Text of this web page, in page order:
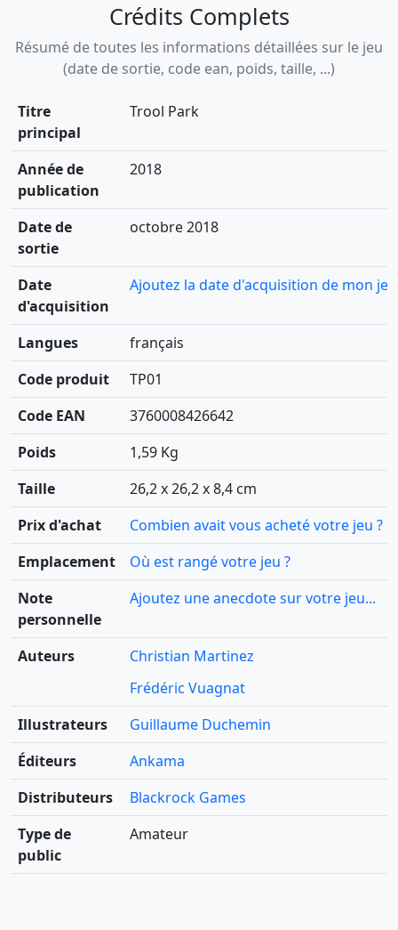
Crédits Complets
Résumé de toutes les informations détaillées sur le jeu
(date de sortie, code ean, poids, taille, ...)
Titre
principal
Trool Park
Année de
publication
2018
Date de
sortie
octobre 2018
Date
d'acquisition
Ajoutez la date d'acquisition de mon jeu
Langues
français
Code produit
TP01
Code EAN
3760008426642
Poids
1,59 Kg
Taille
26,2 x 26,2 x 8,4 cm
Prix d'achat
Combien avait vous acheté votre jeu ?
Emplacement
Où est rangé votre jeu ?
Note
personnelle
Ajoutez une anecdote sur votre jeu...
Auteurs
Christian Martinez
Frédéric Vuagnat
Illustrateurs
Guillaume Duchemin
Éditeurs
Ankama
Distributeurs
Blackrock Games
Type de
public
Amateur